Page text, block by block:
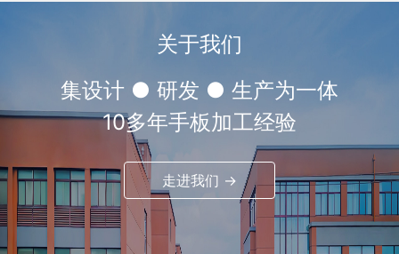
关于我们
集设计 ● 研发 ● 生产为一体
10多年手板加工经验
走进我们 →